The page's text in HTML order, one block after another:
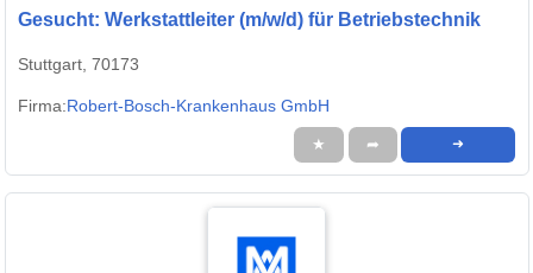
Gesucht: Werkstattleiter (m/w/d) für Betriebstechnik
Stuttgart, 70173
Firma:Robert-Bosch-Krankenhaus GmbH
★ ➦ ➜